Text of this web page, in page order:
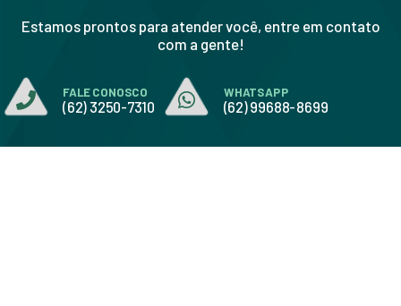
Estamos prontos para atender você, entre em contato
com a gente!
FALE CONOSCO
(62) 3250-7310
WHATSAPP
(62) 99688-8699